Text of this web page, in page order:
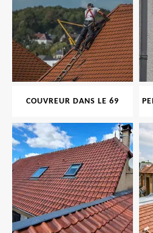
COUVREUR DANS LE 69